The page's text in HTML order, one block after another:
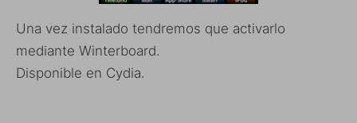
Una vez instalado tendremos que activarlo
mediante Winterboard.
Disponible en Cydia.